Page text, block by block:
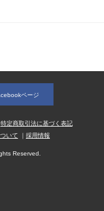
ページ
特定商取引法に基づく表記
いて 採用情報
Reserved.